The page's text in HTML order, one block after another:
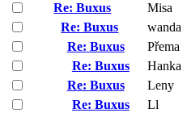
Re: Buxus
Misa
Re: Buxus
wanda
Re: Buxus
Přema
Re: Buxus
Hanka
Re: Buxus
Leny
Re: Buxus
Ll